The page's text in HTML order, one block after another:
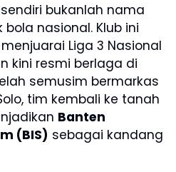
bukanlah nama
nasional. Klub ini
Liga 3 Nasional
kini resmi berlaga di
semusim bermarkas
tim kembali ke tanah
Banten
(BIS) sebagai kandang